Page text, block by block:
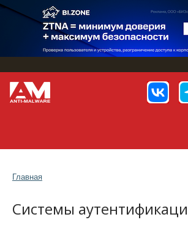
Перейти
основному
Главная
Системы